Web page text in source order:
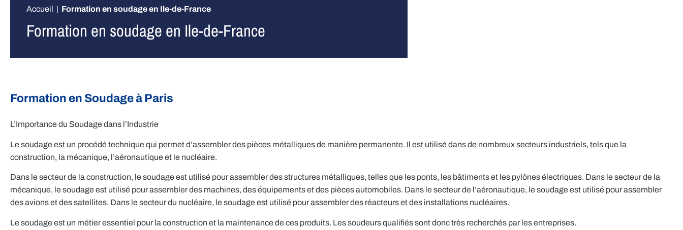
Accueil | Formation en soudage en Ile-de-France
Formation en soudage en Ile-de-France
Formation en Soudage à Paris
L’Importance du Soudage dans l’Industrie
Le soudage est un procédé technique qui permet d’assembler des pièces métalliques de manière permanente. Il est utilisé dans de nombreux secteurs industriels, tels que la
construction, la mécanique, l’aéronautique et le nucléaire.
Dans le secteur de la construction, le soudage est utilisé pour assembler des structures métalliques, telles que les ponts, les bâtiments et les pylônes électriques. Dans le secteur de la
mécanique, le soudage est utilisé pour assembler des machines, des équipements et des pièces automobiles. Dans le secteur de l’aéronautique, le soudage est utilisé pour assembler
des avions et des satellites. Dans le secteur du nucléaire, le soudage est utilisé pour assembler des réacteurs et des installations nucléaires.
Le soudage est un métier essentiel pour la construction et la maintenance de ces produits. Les soudeurs qualifiés sont donc très recherchés par les entreprises.